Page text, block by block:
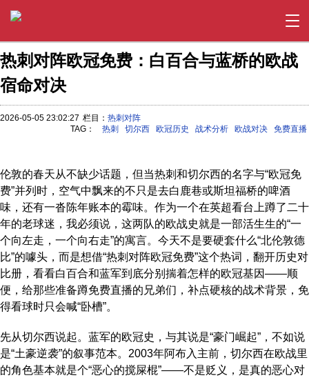
热刺对阵欧冠免费：白百合与蓝桥的欧战
宿命对决
2026-05-05 23:02:27 栏目： 热刺对阵
TAG：
热刺 切尔西 欧冠历史 战术分析 欧战对决 免费直播
伦敦的春天从不缺少话题，但当热刺和切尔西的名字与“欧冠免
费”并列时，空气中飘来的不只是去白鹿巷或斯坦福桥的啤酒
味，还有一沓陈年账本的霉味。作为一个在英超看台上蹲了二十
年的老球迷，我必须说，这两队的欧战史就是一部活生生的“一
个向左走，一个向右走”的寓言。今天不是要硬套什么“北伦敦德
比”的噱头，而是想借“热刺对阵欧冠免费”这个热词，翻开历史对
比册，看看白百合和蓝军到底分别揣着怎样的欧冠基因——顺
便，给那些准备蹲免费直播的兄弟们，补点硬核的战术背景，免
得看球时只会喊“卧槽”。
先从切尔西说起。蓝军的欧冠史，与其说是“豪门崛起”，不如说
是“土豪逆袭”的叙事范本。2003年阿布入主前，切尔西在欧战里
的角色基本就是个“恶心的搅屎棍”——不是贬义，是真的恶心对